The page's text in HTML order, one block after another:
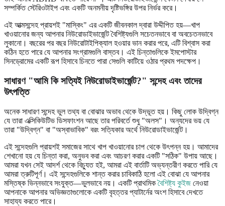
সম্পর্কিত স্টেরিওটাইপ এবং একটি অনমনীয় দৃষ্টিভঙ্গির উপর নির্ভর করে।
এই আত্মসন্দেহ প্রায়শই "মাস্কিং" এর একটি জীবনকাল দ্বারা উদ্দীপিত হয়—খাপ
খাওয়ানোর জন্য আপনার নিউরোডাইভার্জেন্ট বৈশিষ্ট্যগুলি সচেতনভাবে বা অবচেতনভাবে
লুকানো। বছরের পর বছর নিউরোটাইপিক্যাল হওয়ার ভান করার পরে, এটি বিশ্বাস করা
কঠিন হতে পারে যে আপনার সংগ্রামগুলি বাস্তব। এই চিন্তাগুলিকে ইমপোস্টার
সিনড্রোমের একটি রূপ হিসাবে চিনতে পারা সেগুলি কাটিয়ে ওঠার প্রথম পদক্ষেপ।
সাধারণ "আমি কি সত্যিই নিউরোডাইভার্জেন্ট?" সন্দেহ এবং তাদের
উৎপত্তি
অনেক সাধারণ সন্দেহ ভুল তথ্য বা বোঝার অভাব থেকে উদ্ভূত হয়। কিছু লোক উদ্বিগ্ন
যে তারা এক্সিকিউটিভ ডিসফাংশন আছে তার পরিবর্তে শুধু "অলস"। অন্যদের ভয় যে
তারা "উদ্বিগ্ন" বা "অস্বাভাবিক" বরং সত্যিকার অর্থে নিউরোডাইভার্জেন্ট।
এই সন্দেহগুলি প্রায়শই সমাজের সাথে খাপ খাওয়ানোর চাপ থেকে উৎপন্ন হয়। আমাদের
শেখানো হয় যে চিন্তা করা, অনুভব করা এবং আচরণ করার একটি "সঠিক" উপায় আছে।
আমরা যখন সেই আদর্শ থেকে বিচ্যুত হই, আমরা এই বার্তাটি অভ্যন্তরীণ করতে পারি যে
আমরা ত্রুটিপূর্ণ। এই সন্দেহগুলিকে শান্ত করার চাবিকাঠি হলো এই বোঝা যে আপনার
মস্তিষ্ক ভিন্নভাবে সংযুক্ত—ভুলভাবে নয়। একটি প্রাথমিকবৈশিষ্ট্য কুইজ নেওয়া
আপনাকে আপনার অভিজ্ঞতাগুলোকে একটি বৃহত্তর প্যাটার্নের অংশ হিসাবে দেখতে
সাহায্য করতে পারে।